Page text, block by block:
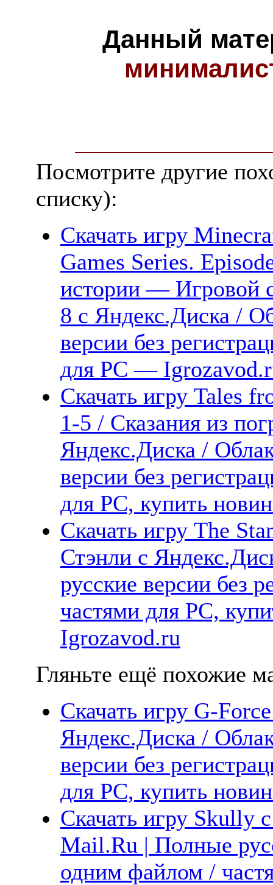
Данный
Посмотрите другие
списку):
Скачать игру
Games Series.
истории — Игровой
8 с Яндекс.Диска /
версии без
для PC —
Скачать игру Tales
1-5 / Сказания из
Яндекс.Диска /
версии без
для PC, купить
Скачать игру The
Стэнли с
русские версии без
частями для PC,
Igrozavod.ru
Гляньте ещё похожие
Скачать игру G-
Яндекс.Диска /
версии без
для PC, купить
Скачать игру Skully
Mail.Ru | Полные
одним файлом /